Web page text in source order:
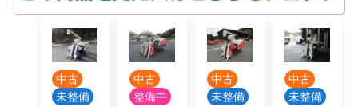
中古
未整備
中古
整備中
中古
未整備
中古
未整備